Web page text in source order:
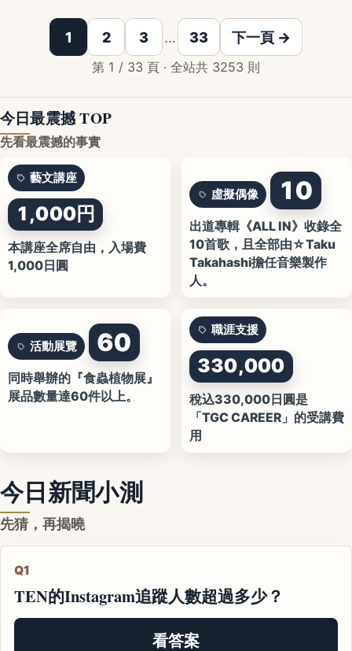
1 2 3 … 33 下一頁 →
第 1 / 33 頁 · 全站共 3253 則
今日最震撼 TOP
先看最震撼的事實
藝文講座
1,000円
本講座全席自由，入場費
1,000日圓
虛擬偶像 10
出道專輯《ALL IN》收錄全
10首歌，且全部由☆Taku
Takahashi擔任音樂製作
人。
活動展覽 60
同時舉辦的『食蟲植物展』
展品數量達60件以上。
職涯支援
330,000
稅込330,000日圓是
「TGC CAREER」的受講費
用
今日新聞小測
先猜，再揭曉
Q1
TEN的Instagram追蹤人數超過多少？
看答案